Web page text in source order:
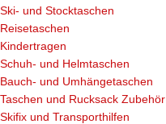
Ski- und Stocktaschen
Reisetaschen
Kindertragen
Schuh- und Helmtaschen
Bauch- und Umhängetaschen
Taschen und Rucksack Zubehör
Skifix und Transporthilfen